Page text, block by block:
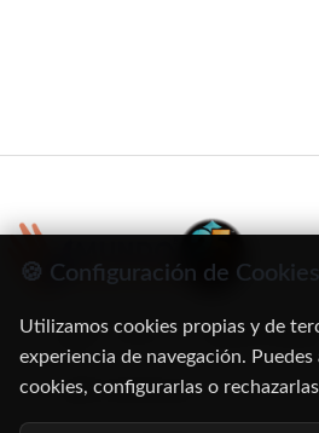
C/ Oruro, 11. 28016
91 345 06 26
🍪 Configuración de Cookies
Utilizamos cookies propias y de
experiencia de navegación.
cookies, configurarlas o